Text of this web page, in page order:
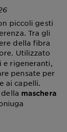
piccoli gesti
Tra gli
della fibra
Utilizzato
e rigeneranti,
pensate per
ai capelli.
maschera